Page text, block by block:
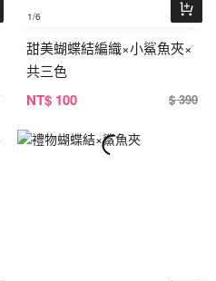
1/6
甜美蝴蝶結編織×小鯊魚夾×
共三色
NT$ 100 $ 390